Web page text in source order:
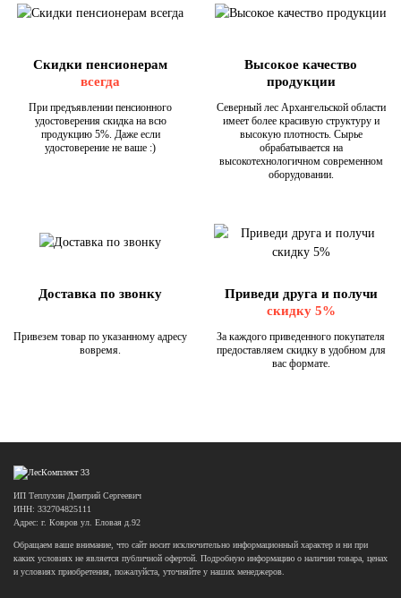
Скидки пенсионерам
всегда
При предъявлении пенсионного
удостоверения скидка на всю
продукцию 5%. Даже если
удостоверение не ваше :)
Высокое качество
продукции
Северный лес Архангельской области
имеет более красивую структуру и
высокую плотность. Сырье
обрабатывается на
высокотехнологичном современном
оборудовании.
Доставка по звонку
Привезем товар по указанному адресу
вовремя.
Приведи друга и получи
скидку 5%
За каждого приведенного покупателя
предоставляем скидку в удобном для
вас формате.
ИП Теплухин Дмитрий Сергеевич
ИНН: 332704825111
Адрес: г. Ковров ул. Еловая д.92
Обращаем ваше внимание, что сайт носит исключительно информационный характер и ни при
каких условиях не является публичной офертой. Подробную информацию о наличии товара, ценах
и условиях приобретения, пожалуйста, уточняйте у наших менеджеров.